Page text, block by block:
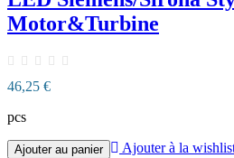
Motor&Turbine
46,25 €
pcs
Ajouter au panier Ajouter à la